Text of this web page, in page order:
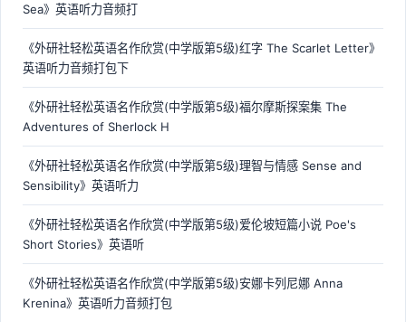
Sea》英语听力音频打
《外研社轻松英语名作欣赏(中学版第5级)红字 The Scarlet Letter》
英语听力音频打包下
《外研社轻松英语名作欣赏(中学版第5级)福尔摩斯探案集 The
Adventures of Sherlock H
《外研社轻松英语名作欣赏(中学版第5级)理智与情感 Sense and
Sensibility》英语听力
《外研社轻松英语名作欣赏(中学版第5级)爱伦坡短篇小说 Poe's
Short Stories》英语听
《外研社轻松英语名作欣赏(中学版第5级)安娜卡列尼娜 Anna
Krenina》英语听力音频打包